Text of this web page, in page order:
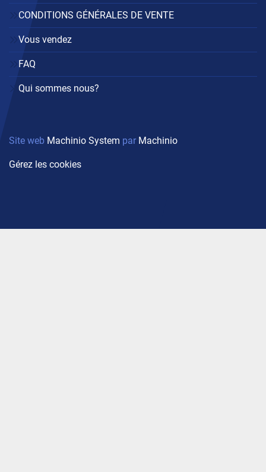
CONDITIONS GÉNÉRALES DE VENTE
Vous vendez
FAQ
Qui sommes nous?
Site web Machinio System par Machinio
Gérez les cookies